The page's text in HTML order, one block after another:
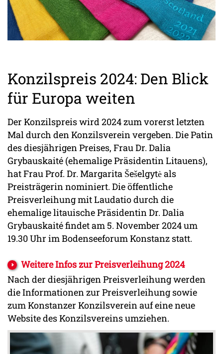
Konzilspreis 2024: Den Blick
für Europa weiten
Der Konzilspreis wird 2024 zum vorerst letzten
Mal durch den Konzilsverein vergeben. Die Patin
des diesjährigen Preises, Frau Dr. Dalia
Grybauskaité (ehemalige Präsidentin Litauens),
hat Frau Prof. Dr. Margarita Šešelgytė als
Preisträgerin nominiert. Die öffentliche
Preisverleihung mit Laudatio durch die
ehemalige litauische Präsidentin Dr. Dalia
Grybauskaité findet am 5. November 2024 um
19.30 Uhr im Bodenseeforum Konstanz statt.
Weitere Infos zur Preisverleihung 2024
Nach der diesjährigen Preisverleihung werden
die Informationen zur Preisverleihung sowie
zum Konstanzer Konzilsverein auf eine neue
Website des Konzilsvereins umziehen.